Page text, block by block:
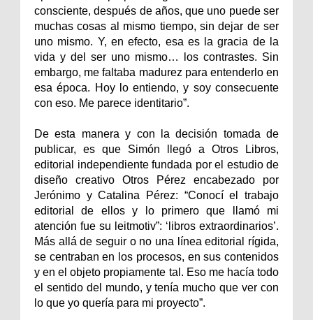
consciente, después de años, que uno puede ser
muchas cosas al mismo tiempo, sin dejar de ser
uno mismo. Y, en efecto, esa es la gracia de la
vida y del ser uno mismo… los contrastes. Sin
embargo, me faltaba madurez para entenderlo en
esa época. Hoy lo entiendo, y soy consecuente
con eso. Me parece identitario”.
De esta manera y con la decisión tomada de
publicar, es que Simón llegó a Otros Libros,
editorial independiente fundada por el estudio de
diseño creativo Otros Pérez encabezado por
Jerónimo y Catalina Pérez: “Conocí el trabajo
editorial de ellos y lo primero que llamó mi
atención fue su leitmotiv”: ‘libros extraordinarios’.
Más allá de seguir o no una línea editorial rígida,
se centraban en los procesos, en sus contenidos
y en el objeto propiamente tal. Eso me hacía todo
el sentido del mundo, y tenía mucho que ver con
lo que yo quería para mi proyecto”.